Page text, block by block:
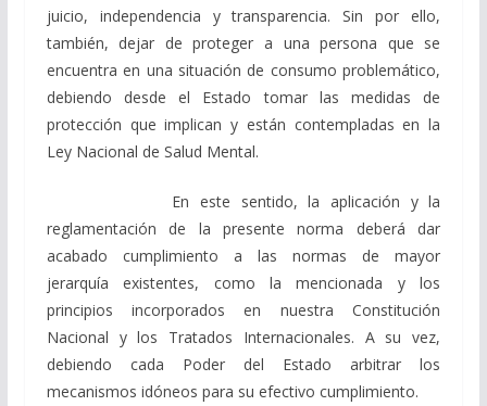
juicio, independencia y transparencia. Sin por ello,
también, dejar de proteger a una persona que se
encuentra en una situación de consumo problemático,
debiendo desde el Estado tomar las medidas de
protección que implican y están contempladas en la
Ley Nacional de Salud Mental.
En este sentido, la aplicación y la
reglamentación de la presente norma deberá dar
acabado cumplimiento a las normas de mayor
jerarquía existentes, como la mencionada y los
principios incorporados en nuestra Constitución
Nacional y los Tratados Internacionales. A su vez,
debiendo cada Poder del Estado arbitrar los
mecanismos idóneos para su efectivo cumplimiento.